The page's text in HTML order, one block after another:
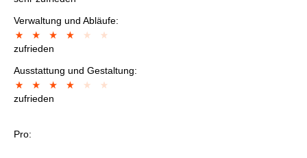
Verwaltung und Abläufe:
zufrieden
Ausstattung und Gestaltung:
zufrieden
Pro: